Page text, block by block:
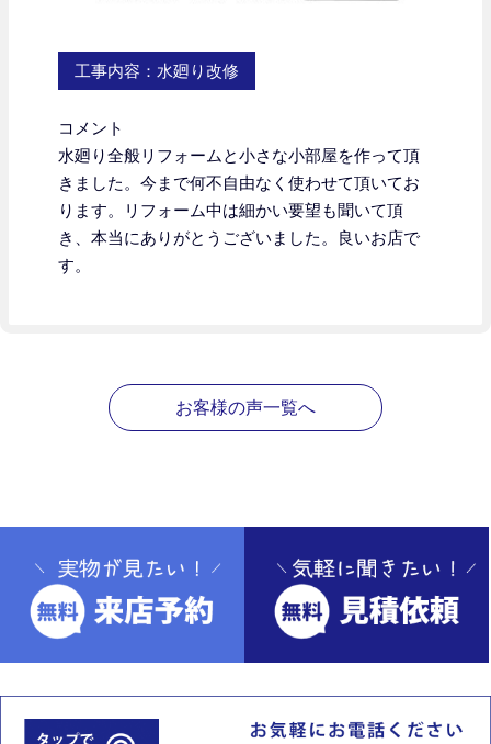
工事内容：水廻り改修
コメント
水廻り全般リフォームと小さな小部屋を作って頂
きました。 今まで何不自由なく使わせて頂いてお
ります。リフォーム中は細かい要望も聞いて頂
き、本当にありがとうございました。良いお店で
す。
お客様の声一覧へ